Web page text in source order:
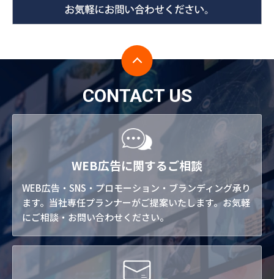
CONTACT US
WEB広告に関するご相談
WEB広告・SNS・プロモーション・ブランディング承り
ます。当社専任プランナーがご提案いたします。お気軽
にご相談・お問い合わせください。